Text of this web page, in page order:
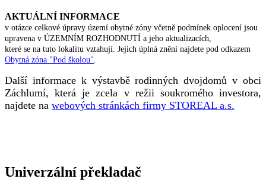
AKTUÁLNÍ INFORMACE
v otázce celkové úpravy území obytné zóny včetně podmínek oplocení jsou
upravena v ÚZEMNÍM ROZHODNUTÍ a jeho aktualizacích,
které se na tuto lokalitu vztahují. Jejich úplná znění najdete pod odkazem
Obytná zóna "Pod školou".
Další informace k výstavbě rodinných dvojdomů v obci
Záchlumí, která je zcela v režii soukromého investora,
najdete na webových stránkách firmy STOREAL a.s.
Univerzální překladač